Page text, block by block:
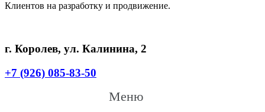
Клиентов на разработку и продвижение.
г. Королев, ул. Калинина, 2
+7 (926) 085-83-50
Меню